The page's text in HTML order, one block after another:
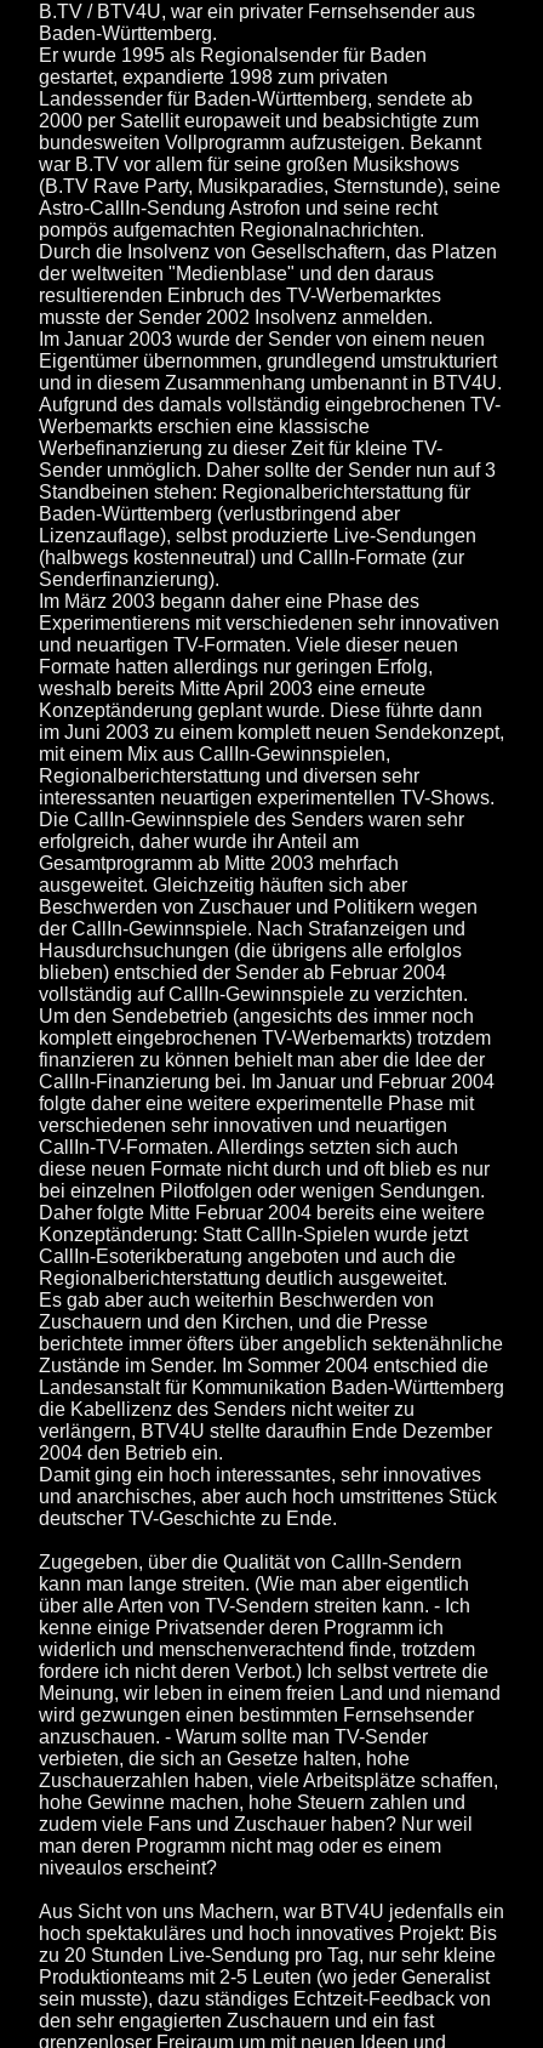
B.TV / BTV4U, war ein privater Fernsehsender aus
Baden-Württemberg.
Er wurde 1995 als Regionalsender für Baden
gestartet, expandierte 1998 zum privaten
Landessender für Baden-Württemberg, sendete ab
2000 per Satellit europaweit und beabsichtigte zum
bundesweiten Vollprogramm aufzusteigen. Bekannt
war B.TV vor allem für seine großen Musikshows
(B.TV Rave Party, Musikparadies, Sternstunde), seine
Astro-CallIn-Sendung Astrofon und seine recht
pompös aufgemachten Regionalnachrichten.
Durch die Insolvenz von Gesellschaftern, das Platzen
der weltweiten "Medienblase" und den daraus
resultierenden Einbruch des TV-Werbemarktes
musste der Sender 2002 Insolvenz anmelden.
Im Januar 2003 wurde der Sender von einem neuen
Eigentümer übernommen, grundlegend umstrukturiert
und in diesem Zusammenhang umbenannt in BTV4U.
Aufgrund des damals vollständig eingebrochenen TV-
Werbemarkts erschien eine klassische
Werbefinanzierung zu dieser Zeit für kleine TV-
Sender unmöglich. Daher sollte der Sender nun auf 3
Standbeinen stehen: Regionalberichterstattung für
Baden-Württemberg (verlustbringend aber
Lizenzauflage), selbst produzierte Live-Sendungen
(halbwegs kostenneutral) und CallIn-Formate (zur
Senderfinanzierung).
Im März 2003 begann daher eine Phase des
Experimentierens mit verschiedenen sehr innovativen
und neuartigen TV-Formaten. Viele dieser neuen
Formate hatten allerdings nur geringen Erfolg,
weshalb bereits Mitte April 2003 eine erneute
Konzeptänderung geplant wurde. Diese führte dann
im Juni 2003 zu einem komplett neuen Sendekonzept,
mit einem Mix aus CallIn-Gewinnspielen,
Regionalberichterstattung und diversen sehr
interessanten neuartigen experimentellen TV-Shows.
Die CallIn-Gewinnspiele des Senders waren sehr
erfolgreich, daher wurde ihr Anteil am
Gesamtprogramm ab Mitte 2003 mehrfach
ausgeweitet. Gleichzeitig häuften sich aber
Beschwerden von Zuschauer und Politikern wegen
der CallIn-Gewinnspiele. Nach Strafanzeigen und
Hausdurchsuchungen (die übrigens alle erfolglos
blieben) entschied der Sender ab Februar 2004
vollständig auf CallIn-Gewinnspiele zu verzichten.
Um den Sendebetrieb (angesichts des immer noch
komplett eingebrochenen TV-Werbemarkts) trotzdem
finanzieren zu können behielt man aber die Idee der
CallIn-Finanzierung bei. Im Januar und Februar 2004
folgte daher eine weitere experimentelle Phase mit
verschiedenen sehr innovativen und neuartigen
CallIn-TV-Formaten. Allerdings setzten sich auch
diese neuen Formate nicht durch und oft blieb es nur
bei einzelnen Pilotfolgen oder wenigen Sendungen.
Daher folgte Mitte Februar 2004 bereits eine weitere
Konzeptänderung: Statt CallIn-Spielen wurde jetzt
CallIn-Esoterikberatung angeboten und auch die
Regionalberichterstattung deutlich ausgeweitet.
Es gab aber auch weiterhin Beschwerden von
Zuschauern und den Kirchen, und die Presse
berichtete immer öfters über angeblich sektenähnliche
Zustände im Sender. Im Sommer 2004 entschied die
Landesanstalt für Kommunikation Baden-Württemberg
die Kabellizenz des Senders nicht weiter zu
verlängern, BTV4U stellte daraufhin Ende Dezember
2004 den Betrieb ein.
Damit ging ein hoch interessantes, sehr innovatives
und anarchisches, aber auch hoch umstrittenes Stück
deutscher TV-Geschichte zu Ende.
Zugegeben, über die Qualität von CallIn-Sendern
kann man lange streiten. (Wie man aber eigentlich
über alle Arten von TV-Sendern streiten kann. - Ich
kenne einige Privatsender deren Programm ich
widerlich und menschenverachtend finde, trotzdem
fordere ich nicht deren Verbot.) Ich selbst vertrete die
Meinung, wir leben in einem freien Land und niemand
wird gezwungen einen bestimmten Fernsehsender
anzuschauen. - Warum sollte man TV-Sender
verbieten, die sich an Gesetze halten, hohe
Zuschauerzahlen haben, viele Arbeitsplätze schaffen,
hohe Gewinne machen, hohe Steuern zahlen und
zudem viele Fans und Zuschauer haben? Nur weil
man deren Programm nicht mag oder es einem
niveaulos erscheint?
Aus Sicht von uns Machern, war BTV4U jedenfalls ein
hoch spektakuläres und hoch innovatives Projekt: Bis
zu 20 Stunden Live-Sendung pro Tag, nur sehr kleine
Produktionteams mit 2-5 Leuten (wo jeder Generalist
sein musste), dazu ständiges Echtzeit-Feedback von
den sehr engagierten Zuschauern und ein fast
grenzenloser Freiraum um mit neuen Ideen und